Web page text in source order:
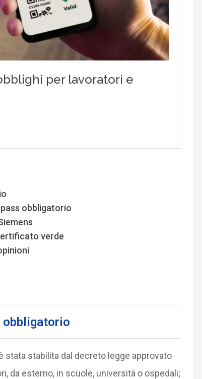
obbligatorio
verde
obbligatorio
stata stabilita dal decreto legge approvato
da esterno, in scuole, università o ospedali;